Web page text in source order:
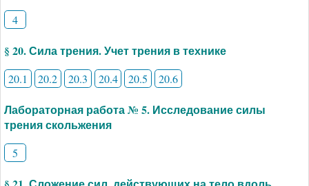
4
§ 20. Сила трения. Учет трения в технике
20.1 20.2 20.3 20.4 20.5 20.6
Лабораторная работа № 5. Исследование силы
трения скольжения
5